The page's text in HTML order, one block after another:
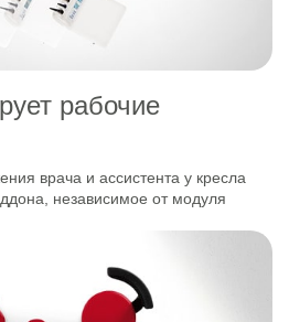
рабочие
врача и ассистента у кресла
независимое от модуля